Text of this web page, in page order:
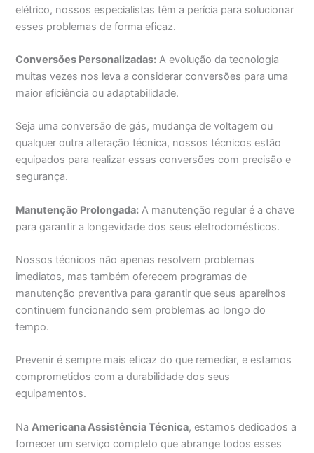
elétrico, nossos especialistas têm a perícia para solucionar
esses problemas de forma eficaz.
Conversões Personalizadas: A evolução da tecnologia
muitas vezes nos leva a considerar conversões para uma
maior eficiência ou adaptabilidade.
Seja uma conversão de gás, mudança de voltagem ou
qualquer outra alteração técnica, nossos técnicos estão
equipados para realizar essas conversões com precisão e
segurança.
Manutenção Prolongada: A manutenção regular é a chave
para garantir a longevidade dos seus eletrodomésticos.
Nossos técnicos não apenas resolvem problemas
imediatos, mas também oferecem programas de
manutenção preventiva para garantir que seus aparelhos
continuem funcionando sem problemas ao longo do
tempo.
Prevenir é sempre mais eficaz do que remediar, e estamos
comprometidos com a durabilidade dos seus
equipamentos.
Na Americana Assistência Técnica, estamos dedicados a
fornecer um serviço completo que abrange todos esses